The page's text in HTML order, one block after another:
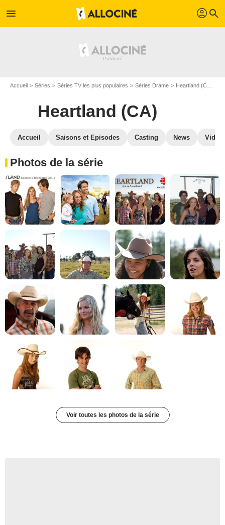
menu profil search
Accueil Séries Séries TV les plus populaires Séries Drame Heartland (CA)
Heartland (CA)
Accueil Saisons et Episodes Casting News
Photos de la série
Voir toutes les photos de la série